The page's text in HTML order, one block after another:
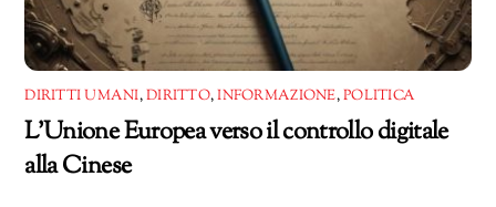
DIRITTI UMANI,DIRITTO,INFORMAZIONE,POLITICA
L’Unione Europea verso il controllo digitale
alla Cinese